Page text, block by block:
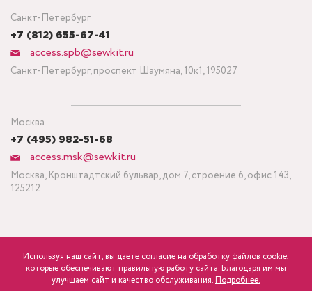
розница Минимальный заказ ткани от 3 метров
Санкт-Петербург
+7 (812) 655-67-41
access.spb@sewkit.ru
Санкт-Петербург, проспект Шаумяна, 10к1, 195027
Москва
+7 (495) 982-51-68
access.msk@sewkit.ru
Москва, Кронштадтский бульвар, дом 7, строение 6, офис 143,
125212
ПОДПИСАТЬСЯ НА НОВОСТИ
Используя наш сайт, вы даете согласие на обработку файлов cookie,
которые обеспечивают правильную работу сайта. Благодаря им мы
улучшаем сайт и качество обслуживания. Подробнее.